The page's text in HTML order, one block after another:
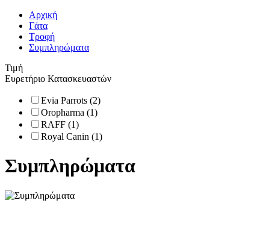
Αρχική
Γάτα
Τροφή
Συμπληρώματα
Τιμή
Ευρετήριο Κατασκευαστών
Evia Parrots (2)
Oropharma (1)
RAFF (1)
Royal Canin (1)
Συμπληρώματα